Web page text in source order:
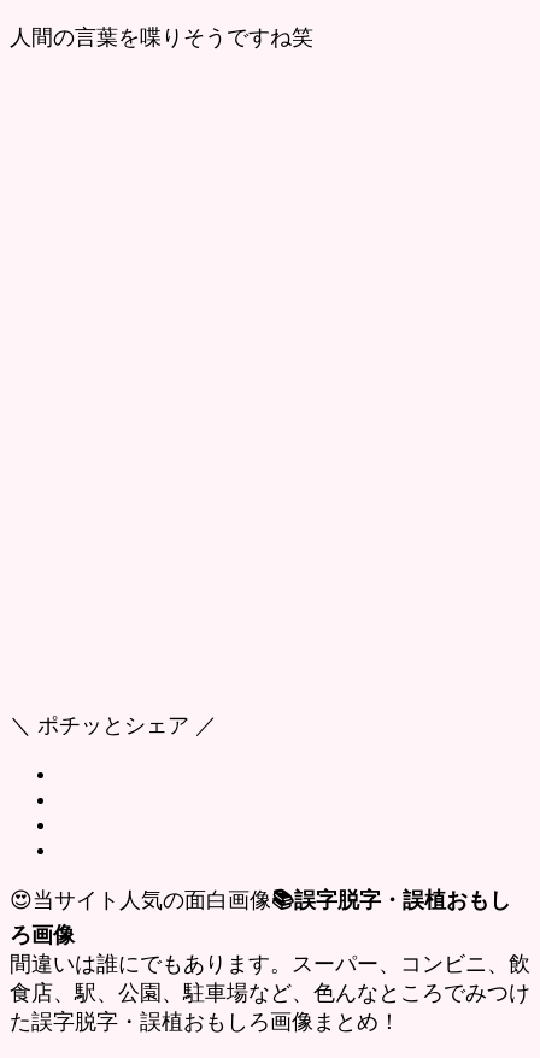
人間の言葉を喋りそうですね笑
＼ ポチッとシェア ／
😍当サイト人気の面白画像📚誤字脱字・誤植おもし
ろ画像
間違いは誰にでもあります。スーパー、コンビニ、飲
食店、駅、公園、駐車場など、色んなところでみつけ
た誤字脱字・誤植おもしろ画像まとめ！